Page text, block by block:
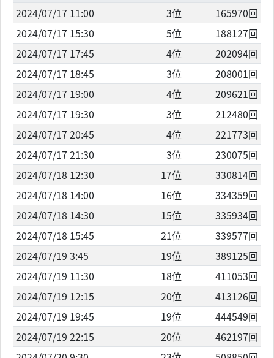
2024/07/17 11:00
3位
165970回
2024/07/17 15:30
5位
188127回
2024/07/17 17:45
4位
202094回
2024/07/17 18:45
3位
208001回
2024/07/17 19:00
4位
209621回
2024/07/17 19:30
3位
212480回
2024/07/17 20:45
4位
221773回
2024/07/17 21:30
3位
230075回
2024/07/18 12:30
17位
330814回
2024/07/18 14:00
16位
334359回
2024/07/18 14:30
15位
335934回
2024/07/18 15:45
21位
339577回
2024/07/19 3:45
19位
389125回
2024/07/19 11:30
18位
411053回
2024/07/19 12:15
20位
413126回
2024/07/19 19:45
19位
444549回
2024/07/19 22:15
20位
462197回